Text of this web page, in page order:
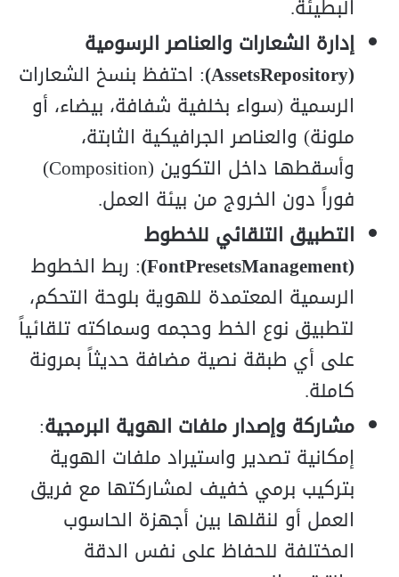
البطيئة.
إدارة الشعارات والعناصر الرسومية
(AssetsRepository)
: احتفظ بنسخ الشعارات
الرسمية (سواء بخلفية شفافة، بيضاء، أو
ملونة) والعناصر الجرافيكية الثابتة،
وأسقطها داخل التكوين (Composition)
فوراً دون الخروج من بيئة العمل.
التطبيق التلقائي للخطوط
(FontPresetsManagement)
: ربط الخطوط
الرسمية المعتمدة للهوية بلوحة التحكم،
لتطبيق نوع الخط وحجمه وسماكته تلقائياً
على أي طبقة نصية مضافة حديثاً بمرونة
كاملة.
مشاركة وإصدار ملفات الهوية البرمجية:
إمكانية تصدير واستيراد ملفات الهوية
بتركيب برمي خفيف لمشاركتها مع فريق
العمل أو لنقلها بين أجهزة الحاسوب
المختلفة للحفاظ على نفس الدقة